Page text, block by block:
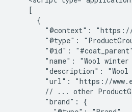
    [
      {
"@context":
"@type":
"@id":
"name": "Wool winter
"description": "Wool
"url": "https://
// ... other
        "brand": {